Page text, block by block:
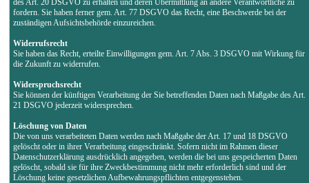
des Art. 20 DSGVO zu erhalten und deren Übermittlung an andere Verantwortliche zu
fordern. Sie haben ferner gem. Art. 77 DSGVO das Recht, eine Beschwerde bei der
zuständigen Aufsichtsbehörde einzureichen.
Widerrufsrecht
Sie haben das Recht, erteilte Einwilligungen gem. Art. 7 Abs. 3 DSGVO mit Wirkung für
die Zukunft zu widerrufen.
Widerspruchsrecht
Sie können der künftigen Verarbeitung der Sie betreffenden Daten nach Maßgabe des Art.
21 DSGVO jederzeit widersprechen.
Löschung von Daten
Die von uns verarbeiteten Daten werden nach Maßgabe der Art. 17 und 18 DSGVO
gelöscht oder in ihrer Verarbeitung eingeschränkt. Sofern nicht im Rahmen dieser
Datenschutzerklärung ausdrücklich angegeben, werden die bei uns gespeicherten Daten
gelöscht, sobald sie für ihre Zweckbestimmung nicht mehr erforderlich sind und der
Löschung keine gesetzlichen Aufbewahrungspflichten entgegenstehen.